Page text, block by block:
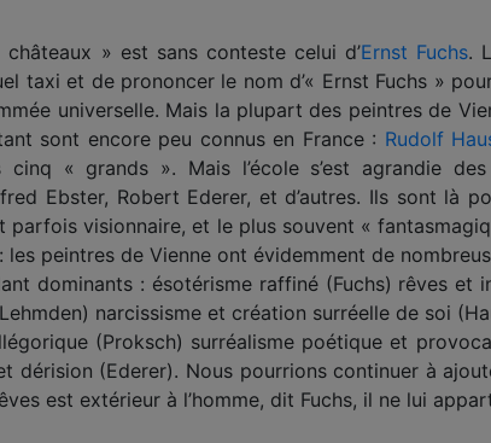
» est sans conteste celui d’Ernst Fuchs.
taxi et de prononcer le nom d’« Ernst Fuchs »
universelle. Mais la plupart des peintres de
sont encore peu connus en France : Rudolf
« grands ». Mais l’école s’est agrandie
Ebster, Robert Ederer, et d’autres. Ils sont là
parfois visionnaire, et le plus souvent «
les peintres de Vienne ont évidemment de
dominants : ésotérisme raffiné (Fuchs) rêves et
narcissisme et création surréelle de soi
(Proksch) surréalisme poétique et
dérision (Ederer). Nous pourrions continuer à
est extérieur à l’homme, dit Fuchs, il ne lui